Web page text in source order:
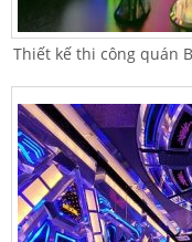
Thiết kế thi công quán